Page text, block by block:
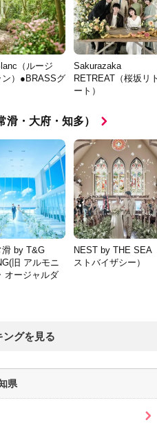
（ルージ
ン）●BRASSグ
Sakurazaka
RETREAT（桜坂リ
ート）
滑・大府・知多）
滑 by T&G
旧 アルモニ
オージャルダ
NEST by THE SEA
ストバイザシー）
ングを見る
県